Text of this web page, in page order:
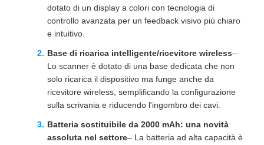
dotato di un display a colori con tecnologia di
controllo avanzata per un feedback visivo più chiaro
e intuitivo.
Base di ricarica intelligente/ricevitore wireless–
Lo scanner è dotato di una base dedicata che non
solo ricarica il dispositivo ma funge anche da
ricevitore wireless, semplificando la configurazione
sulla scrivania e riducendo l'ingombro dei cavi.
Batteria sostituibile da 2000 mAh: una novità
assoluta nel settore– La batteria ad alta capacità è